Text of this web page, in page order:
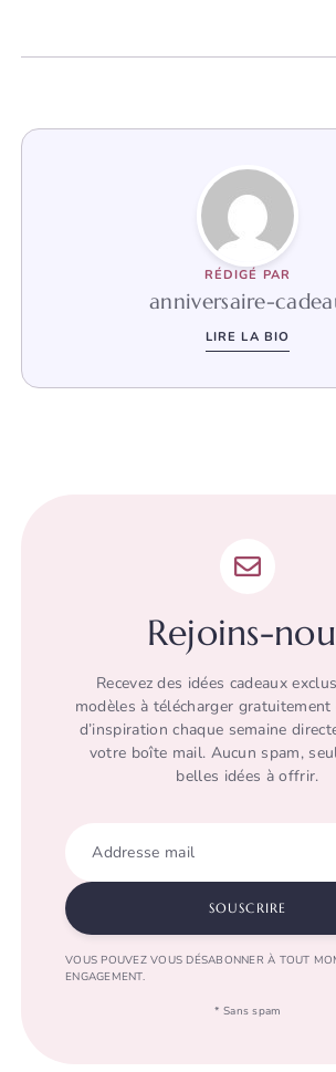
RÉDIGÉ PAR
anniversaire-
LIRE LA BIO
Rejoins-
Recevez des idées cadeaux
modèles à télécharger
d’inspiration chaque semaine
votre boîte mail. Aucun spam,
belles idées à offrir.
Addresse mail
SOUSCRIRE
VOUS POUVEZ VOUS DÉSABONNER À TOUT
ENGAGEMENT.
* Sans spam